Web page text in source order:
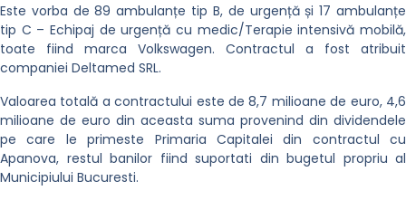
Este vorba de 89 ambulanțe tip B, de urgență și 17 ambulanțe
tip C – Echipaj de urgență cu medic/Terapie intensivă mobilă,
toate fiind marca Volkswagen. Contractul a fost atribuit
companiei Deltamed SRL.
Valoarea totală a contractului este de 8,7 milioane de euro, 4,6
milioane de euro din aceasta suma provenind din dividendele
pe care le primeste Primaria Capitalei din contractul cu
Apanova, restul banilor fiind suportati din bugetul propriu al
Municipiului Bucuresti.